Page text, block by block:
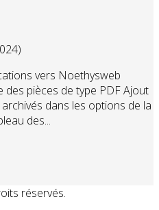
vers Noethysweb
des pièces de type PDF Ajout
dans les options de la
des...
réservés.